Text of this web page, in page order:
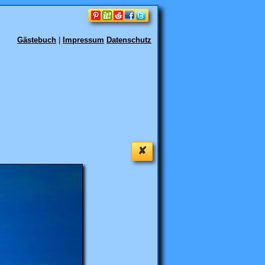
Gästebuch Impressum Datenschutz
✘